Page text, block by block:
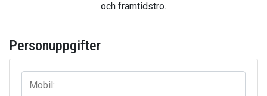
och framtidstro.
Personuppgifter
Mobil: